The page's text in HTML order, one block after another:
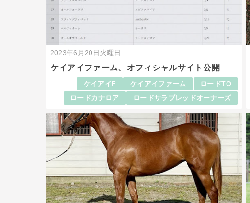
2023年6月20日火曜日
ケイアイファーム、オフィシャルサイト公開
ケイアイF ケイアイファーム
ロードTO
ロードカナロア
ロードサラブレッドオーナーズ